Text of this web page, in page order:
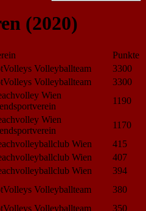
(2020)
Punkte
Volleyballteam
3300
Volleyballteam
3300
Wien
1190
Wien
1170
Wien
415
Wien
407
Wien
394
Volleyballteam
380
Volleyballteam
350